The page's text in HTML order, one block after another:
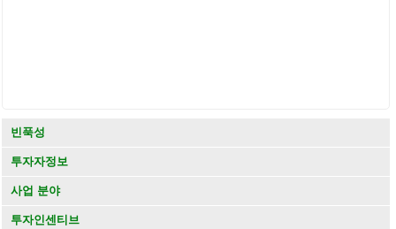
빈푹성
투자자정보
사업 분야
투자인센티브